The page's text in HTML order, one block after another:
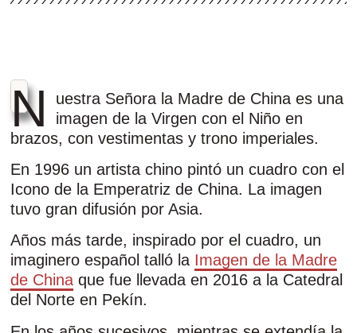
N
uestra Señora la Madre de China es una
imagen de la Virgen con el Niño en
brazos, con vestimentas y trono imperiales.
En 1996 un artista chino pintó un cuadro con el
Icono de la Emperatriz de China. La imagen
tuvo gran difusión por Asia.
Años más tarde, inspirado por el cuadro, un
imaginero español talló la Imagen de la Madre
de China que fue llevada en 2016 a la Catedral
del Norte en Pekín.